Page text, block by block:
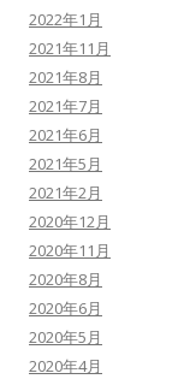
2022年1月
2021年11月
2021年8月
2021年7月
2021年6月
2021年5月
2021年2月
2020年12月
2020年11月
2020年8月
2020年6月
2020年5月
2020年4月